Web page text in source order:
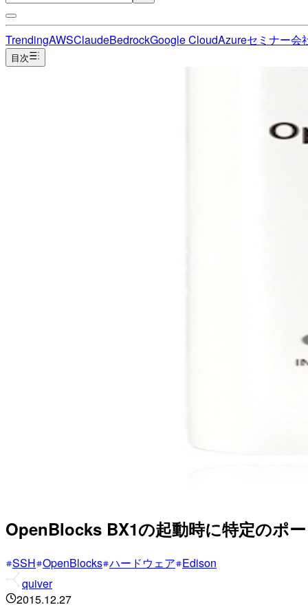
TrendingAWSClaudeBedrockGoogle CloudAzureセミナー会
目次
OpenBlocks BX1の起動時に特定のポ
SSH OpenBlocks ハードウェア Edison
quiver
2015.12.27